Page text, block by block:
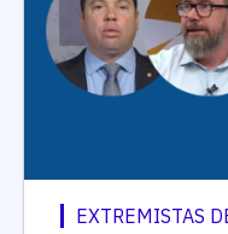
EXTREMISTAS